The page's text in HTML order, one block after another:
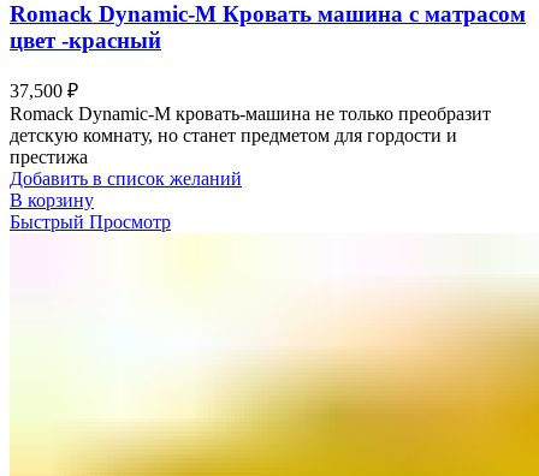
Romack Dynamic-M Кровать машина с матрасом
цвет -красный
37,500 ₽
Romack Dynamic-M кровать-машина не только преобразит
детскую комнату, но станет предметом для гордости и
престижа
Добавить в список желаний
В корзину
Быстрый Просмотр